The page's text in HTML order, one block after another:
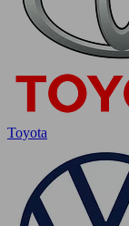
Toyota